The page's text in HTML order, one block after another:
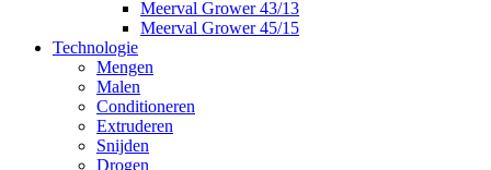
Meerval Grower 43/13
Meerval Grower 45/15
Technologie
Mengen
Malen
Conditioneren
Extruderen
Snijden
Drogen